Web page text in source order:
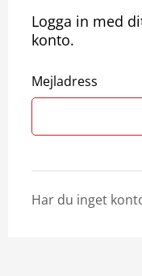
Logga in med
konto.
Mejladress
Har du inget